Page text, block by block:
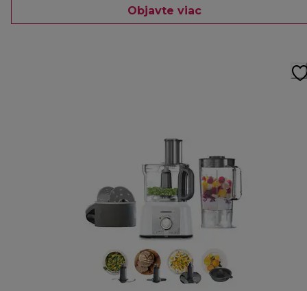
Objavte viac